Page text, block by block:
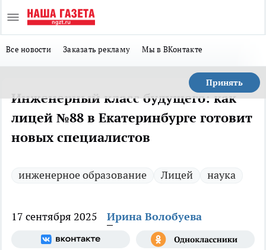
Все новости Заказать рекламу Мы в ВКонтакте
Принять
Инженерный класс будущего: как
лицей №88 в Екатеринбурге готовит
новых специалистов
инженерное образование Лицей наука
17 сентября 2025 Ирина Волобуева